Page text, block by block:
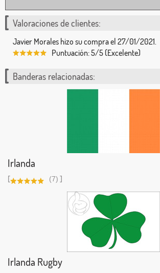
Valoraciones de clientes:
Javier Morales hizo su compra el 27/01/2021.
Puntuación: 5/5 (Excelente)
Banderas relacionadas:
Irlanda
[ (7) ]
Irlanda Rugby